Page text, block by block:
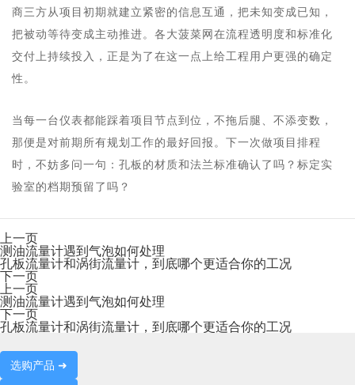
商三方从项目初期就建立紧密的信息互通，把未知变成已知，
把被动等待变成主动推进。各大菠菜网在流程透明度和标准化
交付上持续投入，正是为了在这一点上给工程用户更强的确定
性。
当每一台仪表都能踩着项目节点到位，不拖后腿、不添变数，
那便是对前期所有规划工作的最好回报。下一次做项目排程
时，不妨多问一句：孔板的材质和法兰标准确认了吗？标定实
验室的档期预留了吗？
上一页
测油流量计遇到气泡如何处理
孔板流量计和涡街流量计，到底哪个更适合你的工况
下一页
上一页
测油流量计遇到气泡如何处理
下一页
孔板流量计和涡街流量计，到底哪个更适合你的工况
选购产品 ➜